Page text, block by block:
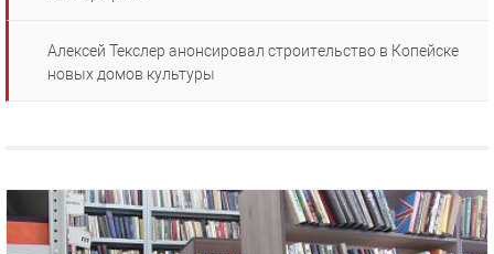
Алексей Текслер анонсировал строительство в Копейске
новых домов культуры